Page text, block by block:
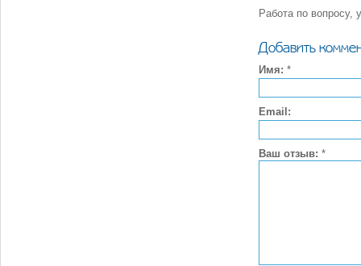
Работа по вопросу,
Добавить
Имя: *
Email:
Ваш отзыв: *